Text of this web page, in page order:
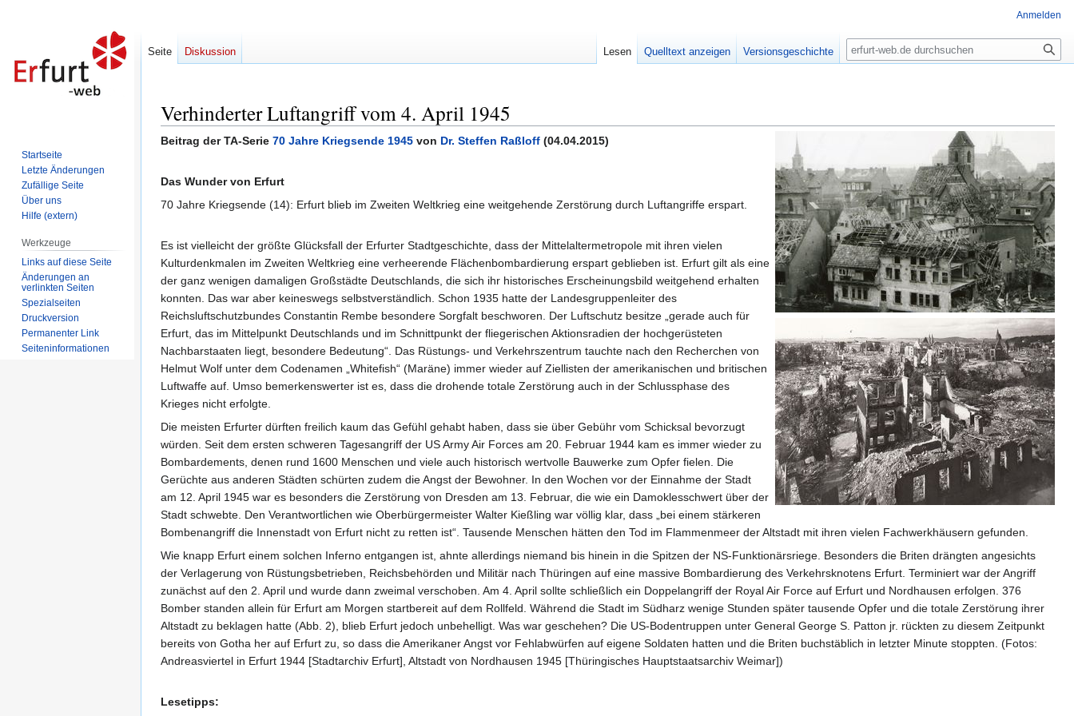
Zur
Navigation
springen
Zur
Suche
springen
Verhinderter Luftangriff vom 4. April 1945
Beitrag der TA-Serie 70 Jahre Kriegsende 1945 von Dr. Steffen Raßloff (04.04.2015)
Das Wunder von Erfurt
70 Jahre Kriegsende (14): Erfurt blieb im Zweiten Weltkrieg eine weitgehende Zerstörung durch Luftangriffe erspart.
Es ist vielleicht der größte Glücksfall der Erfurter Stadtgeschichte, dass der Mittelaltermetropole mit ihren vielen
Kulturdenkmalen im Zweiten Weltkrieg eine verheerende Flächenbombardierung erspart geblieben ist. Erfurt gilt als eine
der ganz wenigen damaligen Großstädte Deutschlands, die sich ihr historisches Erscheinungsbild weitgehend erhalten
konnten. Das war aber keineswegs selbstverständlich. Schon 1935 hatte der Landesgruppenleiter des
Reichsluftschutzbundes Constantin Rembe besondere Sorgfalt beschworen. Der Luftschutz besitze „gerade auch für
Erfurt, das im Mittelpunkt Deutschlands und im Schnittpunkt der fliegerischen Aktionsradien der hochgerüsteten
Nachbarstaaten liegt, besondere Bedeutung“. Das Rüstungs- und Verkehrszentrum tauchte nach den Recherchen von
Helmut Wolf unter dem Codenamen „Whitefish“ (Maräne) immer wieder auf Ziellisten der amerikanischen und britischen
Luftwaffe auf. Umso bemerkenswerter ist es, dass die drohende totale Zerstörung auch in der Schlussphase des
Krieges nicht erfolgte.
Die meisten Erfurter dürften freilich kaum das Gefühl gehabt haben, dass sie über Gebühr vom Schicksal bevorzugt
würden. Seit dem ersten schweren Tagesangriff der US Army Air Forces am 20. Februar 1944 kam es immer wieder zu
Bombardements, denen rund 1600 Menschen und viele auch historisch wertvolle Bauwerke zum Opfer fielen. Die
Gerüchte aus anderen Städten schürten zudem die Angst der Bewohner. In den Wochen vor der Einnahme der Stadt
am 12. April 1945 war es besonders die Zerstörung von Dresden am 13. Februar, die wie ein Damoklesschwert über der
Stadt schwebte. Den Verantwortlichen wie Oberbürgermeister Walter Kießling war völlig klar, dass „bei einem stärkeren
Bombenangriff die Innenstadt von Erfurt nicht zu retten ist“. Tausende Menschen hätten den Tod im Flammenmeer der Altstadt mit ihren vielen Fachwerkhäusern gefunden.
Wie knapp Erfurt einem solchen Inferno entgangen ist, ahnte allerdings niemand bis hinein in die Spitzen der NS-Funktionärsriege. Besonders die Briten drängten angesichts
der Verlagerung von Rüstungsbetrieben, Reichsbehörden und Militär nach Thüringen auf eine massive Bombardierung des Verkehrsknotens Erfurt. Terminiert war der Angriff
zunächst auf den 2. April und wurde dann zweimal verschoben. Am 4. April sollte schließlich ein Doppelangriff der Royal Air Force auf Erfurt und Nordhausen erfolgen. 376
Bomber standen allein für Erfurt am Morgen startbereit auf dem Rollfeld. Während die Stadt im Südharz wenige Stunden später tausende Opfer und die totale Zerstörung ihrer
Altstadt zu beklagen hatte (Abb. 2), blieb Erfurt jedoch unbehelligt. Was war geschehen? Die US-Bodentruppen unter General George S. Patton jr. rückten zu diesem Zeitpunkt
bereits von Gotha her auf Erfurt zu, so dass die Amerikaner Angst vor Fehlabwürfen auf eigene Soldaten hatten und die Briten buchstäblich in letzter Minute stoppten. (Fotos:
Andreasviertel in Erfurt 1944 [Stadtarchiv Erfurt], Altstadt von Nordhausen 1945 [Thüringisches Hauptstaatsarchiv Weimar])
Lesetipps:
Anmelden
Seite Diskussion Lesen Quelltext anzeigen Versionsgeschichte Suche
Startseite
Letzte Änderungen
Zufällige Seite
Über uns
Hilfe (extern)
Werkzeuge
Links auf diese Seite
Änderungen an
verlinkten Seiten
Spezialseiten
Druckversion
Permanenter Link
Seiten­informationen